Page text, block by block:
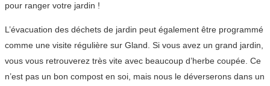
pour ranger votre jardin !
L’évacuation des déchets de jardin peut également être programmé
comme une visite régulière sur Gland. Si vous avez un grand jardin,
vous vous retrouverez très vite avec beaucoup d’herbe coupée. Ce
n’est pas un bon compost en soi, mais nous le déverserons dans un